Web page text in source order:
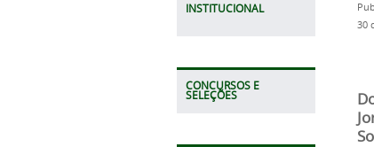
INSTITUCIONAL
CONCURSOS E
SELEÇÕES
30